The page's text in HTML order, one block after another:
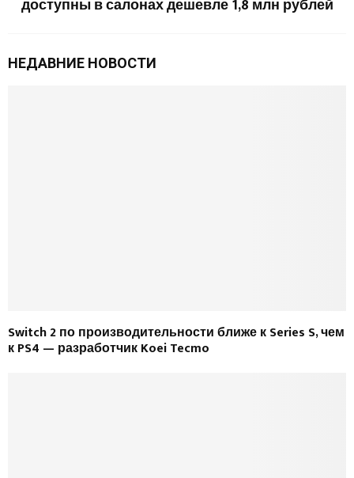
доступны в салонах дешевле 1,8 млн рублей
НЕДАВНИЕ НОВОСТИ
Switch 2 по производительности ближе к Series S, чем
к PS4 — разработчик Koei Tecmo